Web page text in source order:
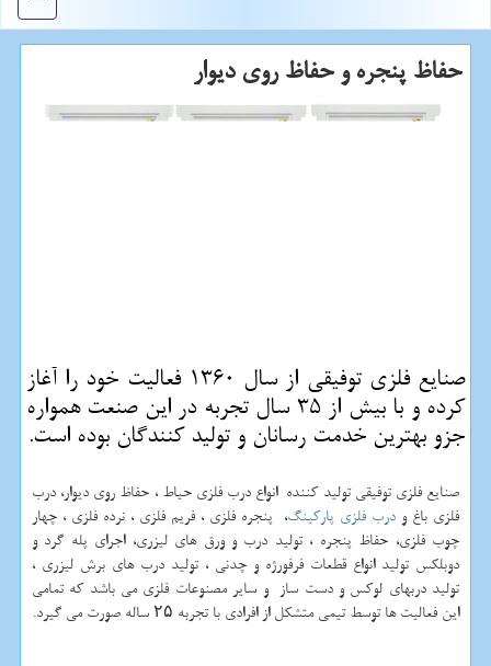
حفاظ پنجره و حفاظ روی دیوار
صنایع فلزی توفیقی از سال 1360 فعالیت خود را آغاز
كرده و با بیش از 35 سال تجربه در این صنعت همواره
جزو بهترین خدمت رسانان و تولید كنندگان بوده است.
صنایع فلزی توفیقی تولید کننده انواع درب فلزی حیاط ، حفاظ روی دیوار، درب
فلزی باغ و درب فلزی پارکینگ، پنجره فلزی ، فریم فلزی ، نرده فلزی ، چهار
چوب فلزی، حفاظ پنجره ، تولید درب و ورق های لیزری، اجرای پله گرد و
دوبلکس تولید انواع قطعات فرفورژه و چدنی ، تولید درب های برش لیزری ،
تولید دربهای لوکس و دست ساز و سایر مصنوعات فلزی می باشد که تمامی
این فعالیت ها توسط تیمی متشکل از افرادی با تجربه ۲۵ ساله صورت می گیرد.